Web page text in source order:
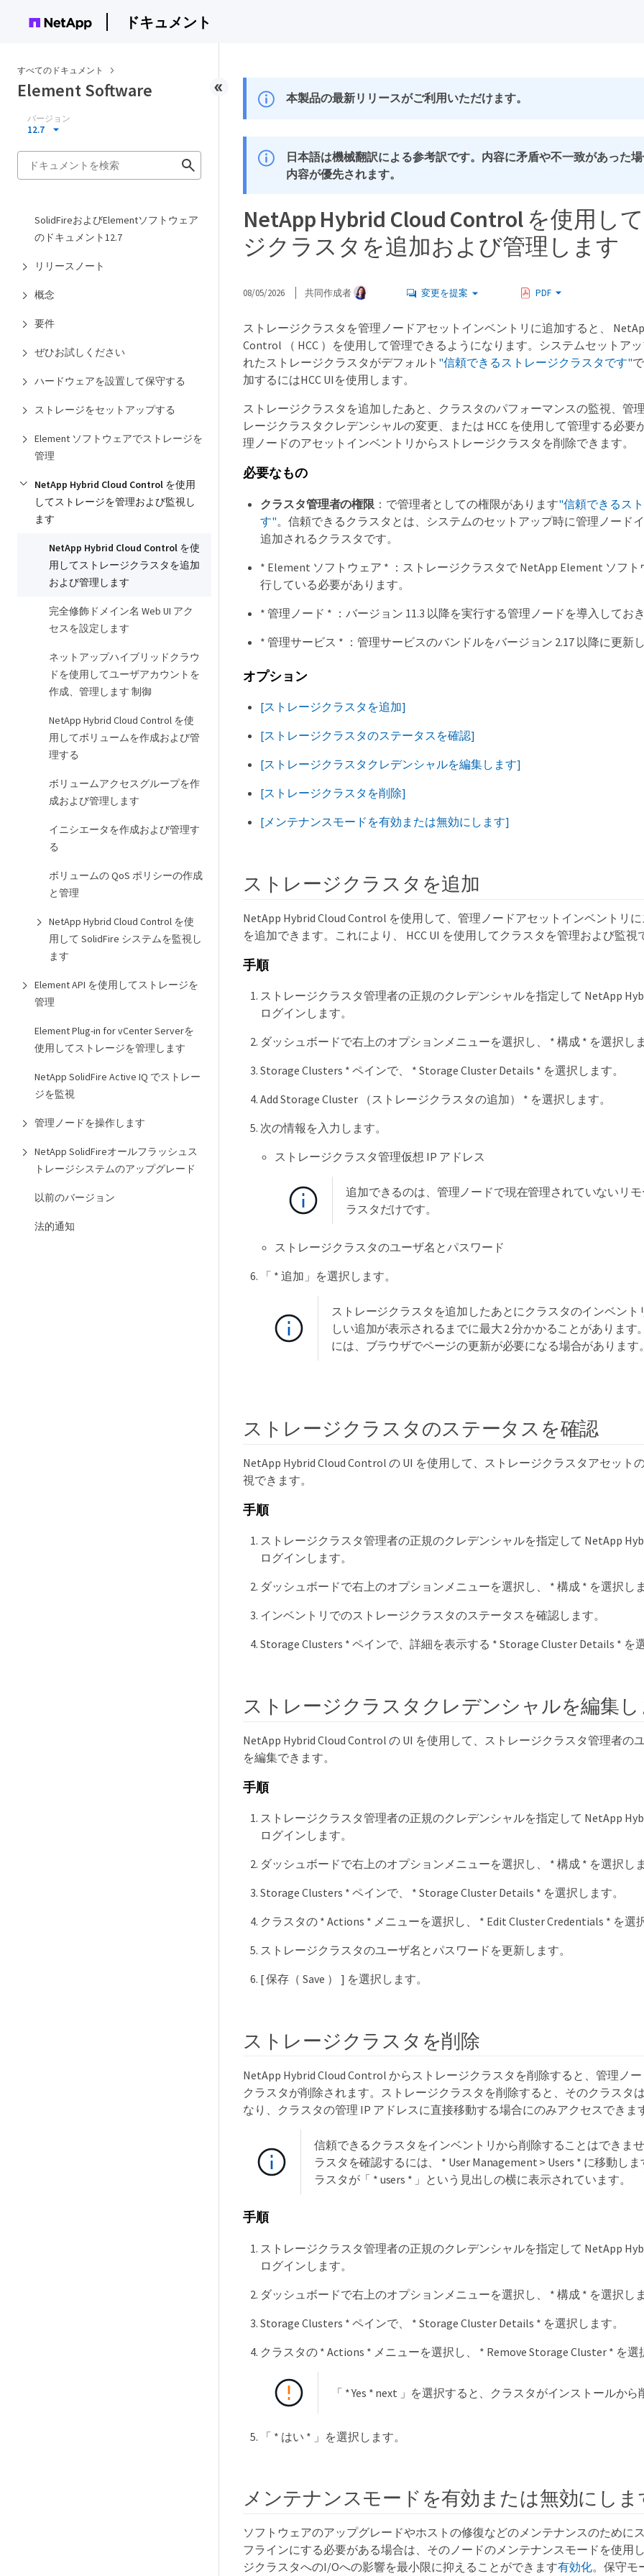
ドキュメント
すべてのドキュメント
Element Software
バージョン
12.7
SolidFireおよびElementソフトウェア
のドキュメント12.7
リリースノート
概念
要件
ぜひお試しください
ハードウェアを設置して保守する
ストレージをセットアップする
Element ソフトウェアでストレージを
管理
NetApp Hybrid Cloud Control を使用
してストレージを管理および監視し
ます
NetApp Hybrid Cloud Control を使
用してストレージクラスタを追加
および管理します
完全修飾ドメイン名 Web UI アク
セスを設定します
ネットアップハイブリッドクラウ
ドを使用してユーザアカウントを
作成、管理します 制御
NetApp Hybrid Cloud Control を使
用してボリュームを作成および管
理する
ボリュームアクセスグループを作
成および管理します
イニシエータを作成および管理す
る
ボリュームの QoS ポリシーの作成
と管理
NetApp Hybrid Cloud Control を使
用して SolidFire システムを監視し
ます
Element API を使用してストレージを
管理
Element Plug-in for vCenter Serverを
使用してストレージを管理します
NetApp SolidFire Active IQ でストレー
ジを監視
管理ノードを操作します
NetApp SolidFireオールフラッシュス
トレージシステムのアップグレード
以前のバージョン
法的通知
本製品の最新リリースがご利用いただけます。
日本語は機械翻訳による参考訳です。内容に矛盾や不一致があった
内容が優先されます。
NetApp Hybrid Cloud Control を使用し
ジクラスタを追加および管理します
08/05/2026 共同作成者 変更を提案 PDF
ストレージクラスタを管理ノードアセットインベントリに追加すると、
Control （ HCC ）を使用して管理できるようになります。システムセットア
れたストレージクラスタがデフォルト "信頼できるストレージクラスタです"
加するにはHCC UIを使用します。
ストレージクラスタを追加したあと、クラスタのパフォーマンスの監視、管
レージクラスタクレデンシャルの変更、または HCC を使用して管理する必要
理ノードのアセットインベントリからストレージクラスタを削除できます。
必要なもの
クラスタ管理者の権限 ：で管理者としての権限があります"信頼できるス
す"。信頼できるクラスタとは、システムのセットアップ時に管理ノード
追加されるクラスタです。
* Element ソフトウェア * ：ストレージクラスタで NetApp Element ソフト
行している必要があります。
* 管理ノード * ：バージョン 11.3 以降を実行する管理ノードを導入しておき
* 管理サービス * ：管理サービスのバンドルをバージョン 2.17 以降に更新し
オプション
[ストレージクラスタを追加]
[ストレージクラスタのステータスを確認]
[ストレージクラスタクレデンシャルを編集します]
[ストレージクラスタを削除]
[メンテナンスモードを有効または無効にします]
ストレージクラスタを追加
NetApp Hybrid Cloud Control を使用して、管理ノードアセットインベントリ
を追加できます。これにより、 HCC UI を使用してクラスタを管理および監視
手順
ストレージクラスタ管理者の正規のクレデンシャルを指定して NetApp
ログインします。
ダッシュボードで右上のオプションメニューを選択し、 * 構成 * を選択しま
Storage Clusters * ペインで、 * Storage Cluster Details * を選択します。
Add Storage Cluster （ストレージクラスタの追加） * を選択します。
次の情報を入力します。
ストレージクラスタ管理仮想 IP アドレス
追加できるのは、管理ノードで現在管理されていないリ
ラスタだけです。
ストレージクラスタのユーザ名とパスワード
「 * 追加」を選択します。
ストレージクラスタを追加したあとにクラスタのインベント
しい追加が表示されるまでに最大 2 分かかることがあります
には、ブラウザでページの更新が必要になる場合があります。
ストレージクラスタのステータスを確認
NetApp Hybrid Cloud Control の UI を使用して、ストレージクラスタアセット
視できます。
手順
ストレージクラスタ管理者の正規のクレデンシャルを指定して NetApp
ログインします。
ダッシュボードで右上のオプションメニューを選択し、 * 構成 * を選択しま
インベントリでのストレージクラスタのステータスを確認します。
Storage Clusters * ペインで、詳細を表示する * Storage Cluster Details * を
ストレージクラスタクレデンシャルを編集し
NetApp Hybrid Cloud Control の UI を使用して、ストレージクラスタ管理者の
を編集できます。
手順
ストレージクラスタ管理者の正規のクレデンシャルを指定して NetApp
ログインします。
ダッシュボードで右上のオプションメニューを選択し、 * 構成 * を選択しま
Storage Clusters * ペインで、 * Storage Cluster Details * を選択します。
クラスタの * Actions * メニューを選択し、 * Edit Cluster Credentials * を選
ストレージクラスタのユーザ名とパスワードを更新します。
[ 保存（ Save ） ] を選択します。
ストレージクラスタを削除
NetApp Hybrid Cloud Control からストレージクラスタを削除すると、管理ノ
クラスタが削除されます。ストレージクラスタを削除すると、そのクラスタは
なり、クラスタの管理 IP アドレスに直接移動する場合にのみアクセスできま
信頼できるクラスタをインベントリから削除することはできま
ラスタを確認するには、 * User Management > Users * に移動し
ラスタが「 * users * 」という見出しの横に表示されています。
手順
ストレージクラスタ管理者の正規のクレデンシャルを指定して NetApp
ログインします。
ダッシュボードで右上のオプションメニューを選択し、 * 構成 * を選択しま
Storage Clusters * ペインで、 * Storage Cluster Details * を選択します。
クラスタの * Actions * メニューを選択し、 * Remove Storage Cluster * を選
「 * Yes * next 」を選択すると、クラスタがインストールから
「 * はい * 」を選択します。
メンテナンスモードを有効または無効にしま
ソフトウェアのアップグレードやホストの修復などのメンテナンスのために
フラインにする必要がある場合は、そのノードのメンテナンスモードを使用
ジクラスタへのI/Oへの影響を最小限に抑えることができます有効化。保守モ